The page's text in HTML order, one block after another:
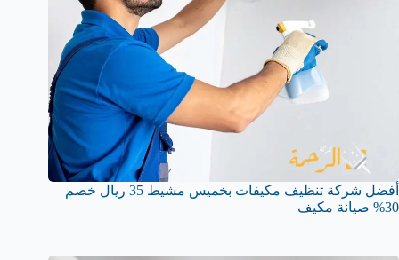
أفضل شركة تنظيف مكيفات بخميس مشيط 35 ريال خصم
30% صيانة مكيف